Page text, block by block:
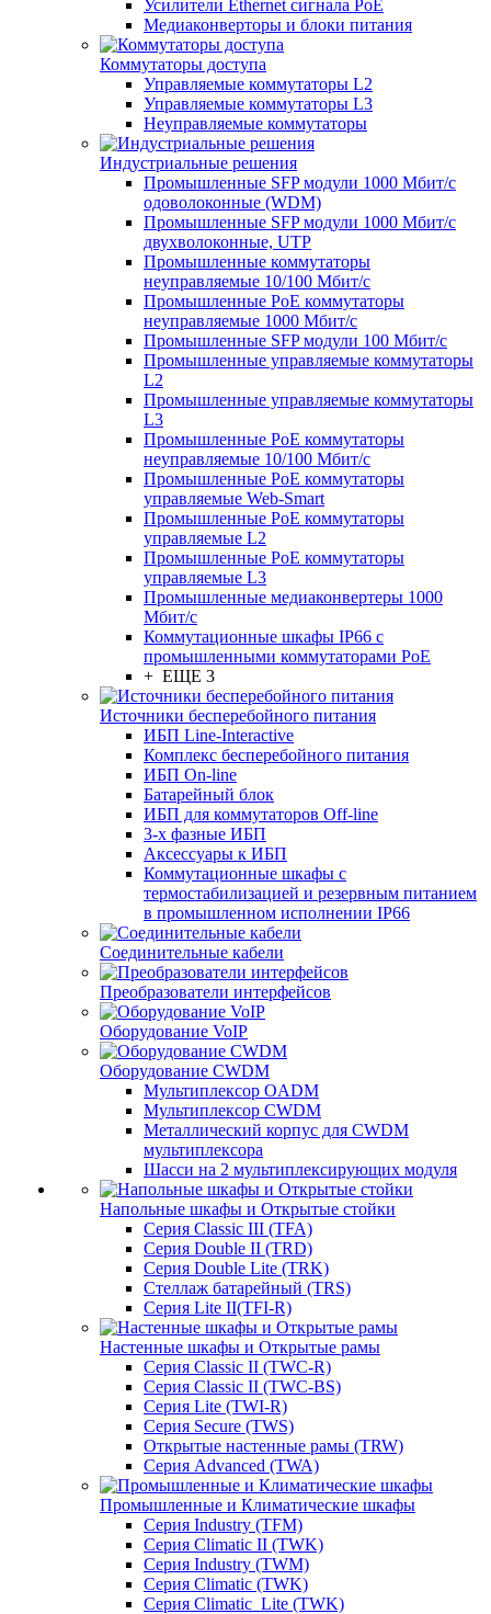
Усилители Ethernet сигнала PoE
Медиаконверторы и блоки питания
Коммутаторы доступа
Управляемые коммутаторы L2
Управляемые коммутаторы L3
Неуправляемые коммутаторы
Индустриальные решения
Промышленные SFP модули 1000 Мбит/c
одоволоконные (WDM)
Промышленные SFP модули 1000 Мбит/c
двухволоконные, UTP
Промышленные коммутаторы
неуправляемые 10/100 Мбит/с
Промышленные PoE коммутаторы
неуправляемые 1000 Мбит/с
Промышленные SFP модули 100 Мбит/c
Промышленные управляемые коммутаторы
L2
Промышленные управляемые коммутаторы
L3
Промышленные PoE коммутаторы
неуправляемые 10/100 Мбит/с
Промышленные PoE коммутаторы
управляемые Web-Smart
Промышленные PoE коммутаторы
управляемые L2
Промышленные PoE коммутаторы
управляемые L3
Промышленные медиаконвертеры 1000
Мбит/с
Коммутационные шкафы IP66 c
промышленными коммутаторами PoE
+ ЕЩЕ 3
Источники бесперебойного питания
ИБП Line-Interactive
Комплекс бесперебойного питания
ИБП On-line
Батарейный блок
ИБП для коммутаторов Off-line
3-х фазные ИБП
Аксессуары к ИБП
Коммутационные шкафы с
термостабилизацией и резервным питанием
в промышленном исполнении IP66
Соединительные кабели
Преобразователи интерфейсов
Оборудование VoIP
Оборудование CWDM
Мультиплекcор OADM
Мультиплексор CWDM
Металлический корпус для CWDM
мультиплексора
Шасси на 2 мультиплексирующих модуля
Напольные шкафы и Открытые стойки
Серия Classic III (TFA)
Серия Double II (TRD)
Серия Double Lite (TRK)
Стеллаж батарейный (TRS)
Серия Lite II(TFI-R)
Настенные шкафы и Открытые рамы
Серия Classic II (TWC-R)
Серия Classic II (TWC-BS)
Серия Lite (TWI-R)
Серия Secure (TWS)
Открытые настенные рамы (TRW)
Серия Advanced (TWA)
Промышленные и Климатические шкафы
Серия Industry (TFM)
Серия Climatic II (TWK)
Серия Industry (TWM)
Серия Climatic (TWK)
Серия Climatic_Lite (TWK)